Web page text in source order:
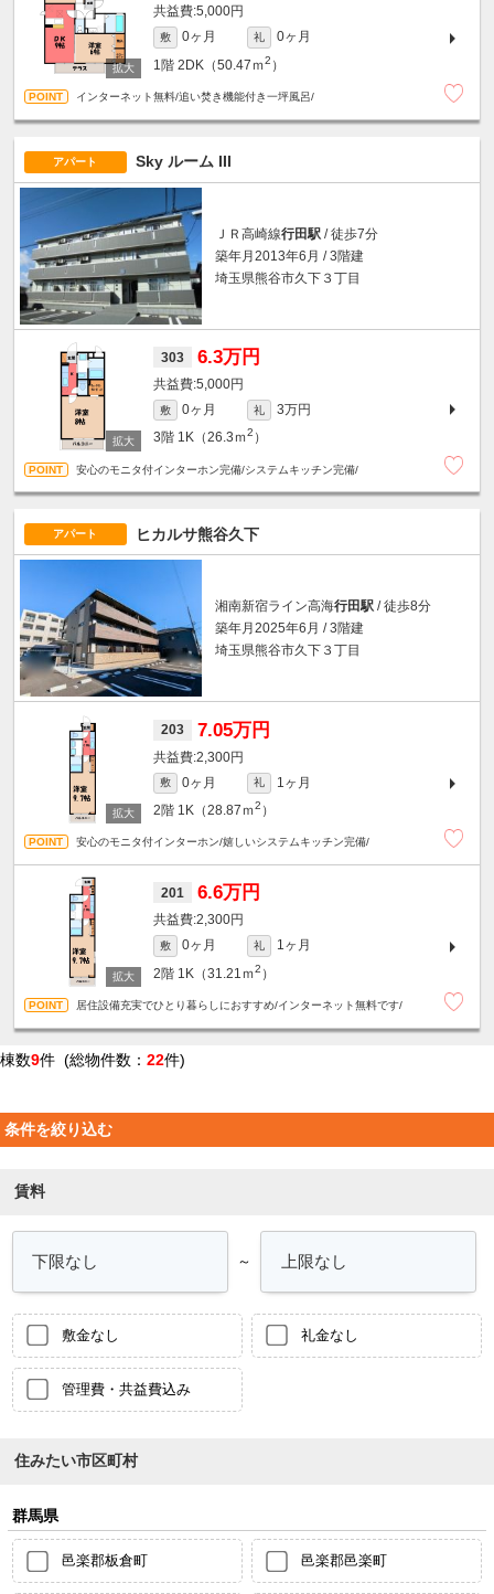
5,000円
敷 0ヶ月 礼
0ヶ月
1階 2DK（50.47ｍ2 ）
インターネット無料/追い焚き機能付き一坪風呂/
アパート Sky ルーム III
ＪＲ高崎線行田駅 / 徒歩7分
築年月2013年6月 / 3階建
埼玉県熊谷市久下３丁目
303 6.3万円
5,000円
敷 0ヶ月 礼
3万円
3階 1K（26.3ｍ2 ）
安心のモニタ付インターホン完備/システムキッチン完備/
アパート ヒカルサ熊谷久下
湘南新宿ライン高海行田駅 / 徒歩8分
築年月2025年6月 / 3階建
埼玉県熊谷市久下３丁目
203 7.05万円
2,300円
敷 0ヶ月 礼
1ヶ月
2階 1K（28.87ｍ2 ）
安心のモニタ付インターホン/嬉しいシステムキッチン完備/
201 6.6万円
2,300円
敷 0ヶ月 礼
1ヶ月
2階 1K（31.21ｍ2 ）
居住設備充実でひとり暮らしにおすすめ/インターネット無料です/
棟数9件 (総物件数： 22件)
条件を絞り込む
賃料
～
敷金なし 礼金なし
管理費・共益費込み
住みたい市区町村
群馬県
邑楽郡板倉町 邑楽郡邑楽町